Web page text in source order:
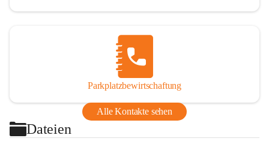
Parkplatzbewirtschaftung
Alle Kontakte sehen
Dateien